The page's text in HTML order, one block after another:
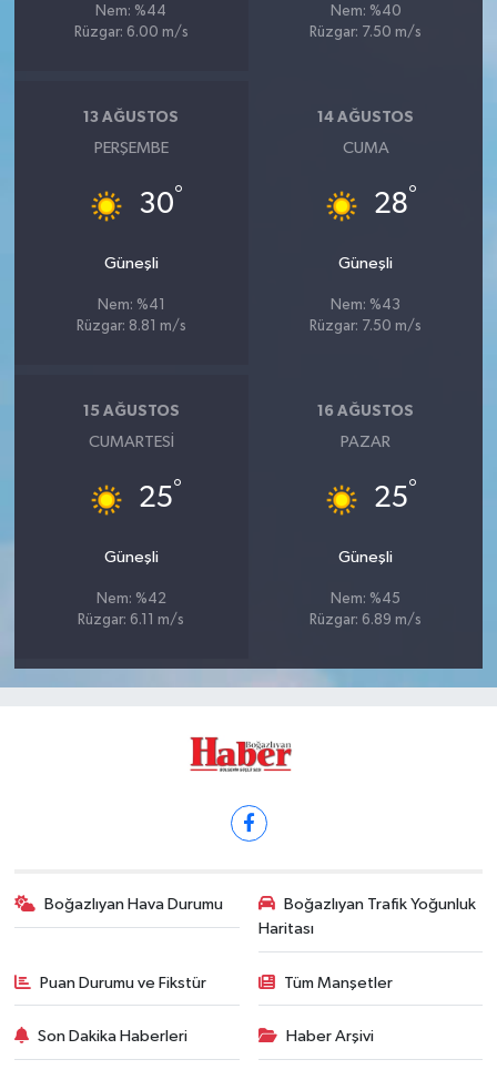
Nem: %44
Rüzgar: 6.00 m/s
Nem: %40
Rüzgar: 7.50 m/s
13 AĞUSTOS
PERŞEMBE
30°
Güneşli
Nem: %41
Rüzgar: 8.81 m/s
14 AĞUSTOS
CUMA
28°
Güneşli
Nem: %43
Rüzgar: 7.50 m/s
15 AĞUSTOS
CUMARTESI
25°
Güneşli
Nem: %42
Rüzgar: 6.11 m/s
16 AĞUSTOS
PAZAR
25°
Güneşli
Nem: %45
Rüzgar: 6.89 m/s
Boğazlıyan Hava Durumu
Boğazlıyan Trafik Yoğunluk
Haritası
Puan Durumu ve Fikstür Tüm Manşetler
Son Dakika Haberleri Haber Arşivi